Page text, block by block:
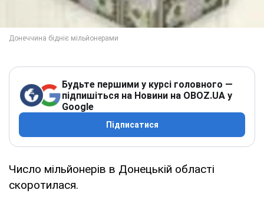
Будьте першими у курсі головного —
підпишіться на Новини на OBOZ.UA у
Google
Підписатися
Число мільйонерів в Донецькій області
скоротилася.